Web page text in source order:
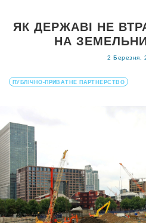
Долучитися
ЯК ДЕРЖАВІ НЕ
НА
2 Березня,
ПУБЛІЧНО-ПРИВАТНЕ ПАРТНЕРСТВО